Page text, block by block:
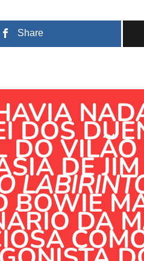
Share
DOS
DO
DE
BOWIE
DA